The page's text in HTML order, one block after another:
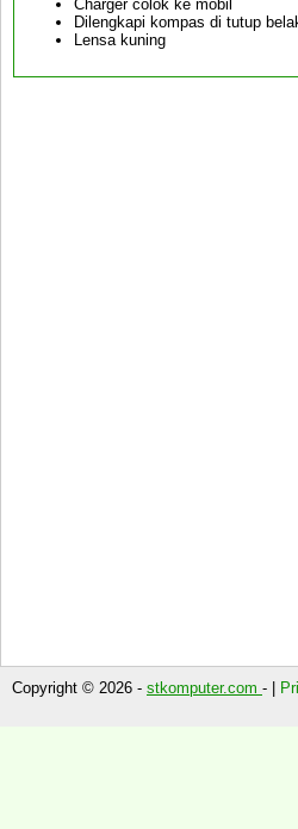
Charger colok ke mobil
Dilengkapi kompas di tutup
Lensa kuning
Copyright © 2026 - stkomputer.com - |